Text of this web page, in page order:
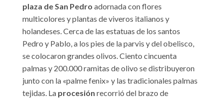
plaza de San Pedro adornada con flores
multicolores y plantas de viveros italianos y
holandeses. Cerca de las estatuas de los santos
Pedro y Pablo, a los pies de la parvis y del obelisco,
se colocaron grandes olivos. Ciento cincuenta
palmas y 200.000 ramitas de olivo se distribuyeron
junto con la «palme fenix» y las tradicionales palmas
tejidas. La procesión recorrió del brazo de